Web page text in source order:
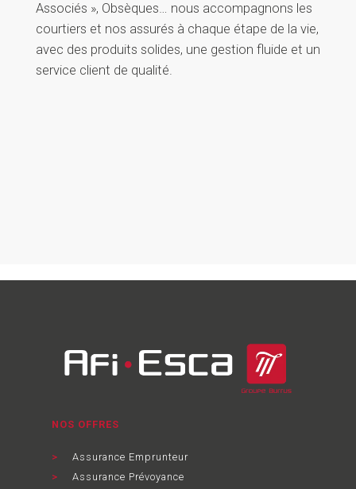
Associés », Obsèques… nous accompagnons les
courtiers et nos assurés à chaque étape de la vie,
avec des produits solides, une gestion fluide et un
service client de qualité.
NOS OFFRES
Assurance Emprunteur
Assurance Prévoyance